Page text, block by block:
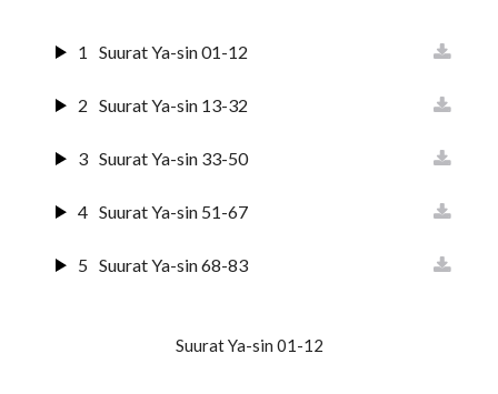
1 Suurat Ya-sin 01-12
2 Suurat Ya-sin 13-32
3 Suurat Ya-sin 33-50
4 Suurat Ya-sin 51-67
5 Suurat Ya-sin 68-83
Suurat Ya-sin 01-12